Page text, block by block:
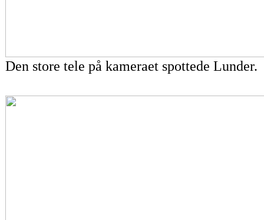
Den store tele på kameraet spottede Lunder.